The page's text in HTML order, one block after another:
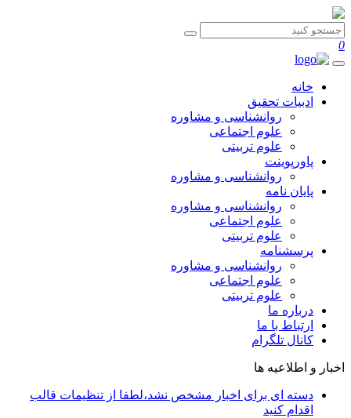
0
خانه
ادبیات تحقیق
روانشناسی و مشاوره
علوم اجتماعی
علوم تربیتی
پاورپوینت
روانشناسی و مشاوره
پایان نامه
روانشناسی و مشاوره
علوم اجتماعی
علوم تربیتی
پرسشنامه
روانشناسی و مشاوره
علوم اجتماعی
علوم تربیتی
درباره ما
ارتباط با ما
کانال تلگرام
اخبار و اطلاعیه ها
دسته ای برای اخبار مشخص نشد،لطفا از تنظیمات قالب
اقدام کنید